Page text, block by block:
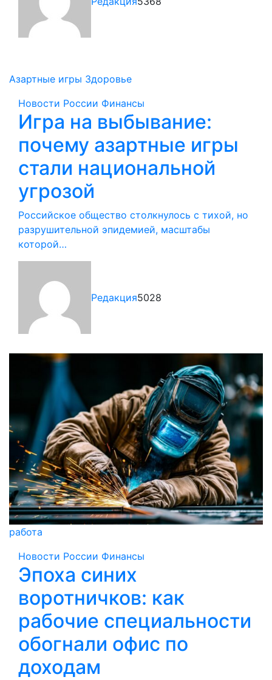
Азартные игры Здоровье
Новости России Финансы
Игра на выбывание:
почему азартные игры
стали национальной
угрозой
Российское общество столкнулось с тихой, но
разрушительной эпидемией, масштабы
которой…
Редакция5028
работа
Новости России Финансы
Эпоха синих
воротничков: как
рабочие специальности
обогнали офис по
доходам